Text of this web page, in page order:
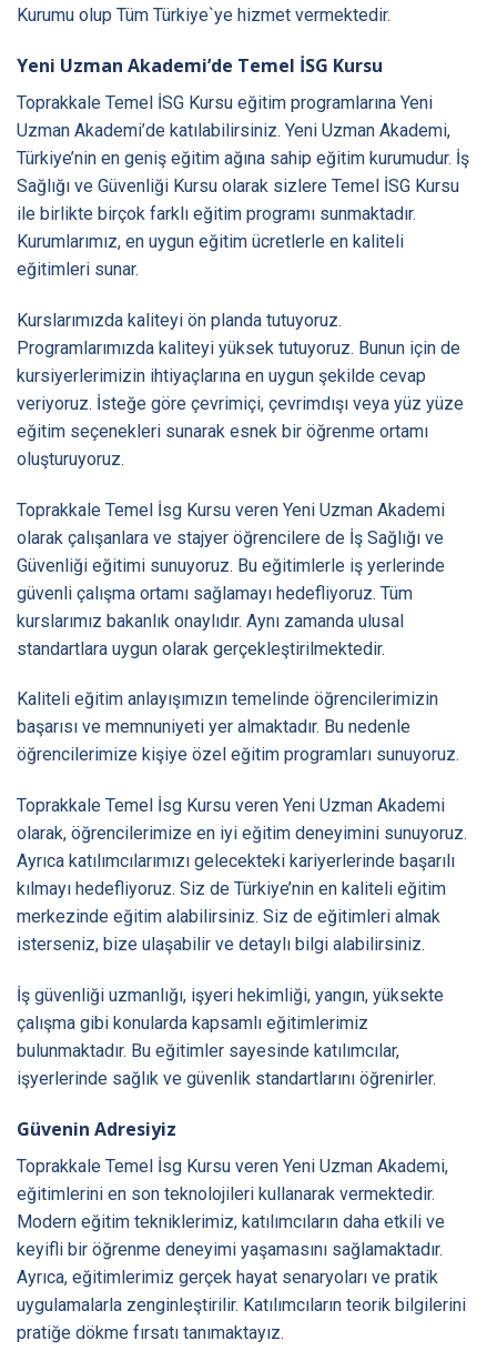
Kurumu olup Tüm Türkiye`ye hizmet vermektedir.
Yeni Uzman Akademi’de Temel İSG Kursu
Toprakkale Temel İSG Kursu eğitim programlarına Yeni
Uzman Akademi’de katılabilirsiniz. Yeni Uzman Akademi,
Türkiye’nin en geniş eğitim ağına sahip eğitim kurumudur. İş
Sağlığı ve Güvenliği Kursu olarak sizlere Temel İSG Kursu
ile birlikte birçok farklı eğitim programı sunmaktadır.
Kurumlarımız, en uygun eğitim ücretlerle en kaliteli
eğitimleri sunar.
Kurslarımızda kaliteyi ön planda tutuyoruz.
Programlarımızda kaliteyi yüksek tutuyoruz. Bunun için de
kursiyerlerimizin ihtiyaçlarına en uygun şekilde cevap
veriyoruz. İsteğe göre çevrimiçi, çevrimdışı veya yüz yüze
eğitim seçenekleri sunarak esnek bir öğrenme ortamı
oluşturuyoruz.
Toprakkale Temel İsg Kursu veren Yeni Uzman Akademi
olarak çalışanlara ve stajyer öğrencilere de İş Sağlığı ve
Güvenliği eğitimi sunuyoruz. Bu eğitimlerle iş yerlerinde
güvenli çalışma ortamı sağlamayı hedefliyoruz. Tüm
kurslarımız bakanlık onaylıdır. Aynı zamanda ulusal
standartlara uygun olarak gerçekleştirilmektedir.
Kaliteli eğitim anlayışımızın temelinde öğrencilerimizin
başarısı ve memnuniyeti yer almaktadır. Bu nedenle
öğrencilerimize kişiye özel eğitim programları sunuyoruz.
Toprakkale Temel İsg Kursu veren Yeni Uzman Akademi
olarak, öğrencilerimize en iyi eğitim deneyimini sunuyoruz.
Ayrıca katılımcılarımızı gelecekteki kariyerlerinde başarılı
kılmayı hedefliyoruz. Siz de Türkiye’nin en kaliteli eğitim
merkezinde eğitim alabilirsiniz. Siz de eğitimleri almak
isterseniz, bize ulaşabilir ve detaylı bilgi alabilirsiniz.
İş güvenliği uzmanlığı, işyeri hekimliği, yangın, yüksekte
çalışma gibi konularda kapsamlı eğitimlerimiz
bulunmaktadır. Bu eğitimler sayesinde katılımcılar,
işyerlerinde sağlık ve güvenlik standartlarını öğrenirler.
Güvenin Adresiyiz
Toprakkale Temel İsg Kursu veren Yeni Uzman Akademi,
eğitimlerini en son teknolojileri kullanarak vermektedir.
Modern eğitim tekniklerimiz, katılımcıların daha etkili ve
keyifli bir öğrenme deneyimi yaşamasını sağlamaktadır.
Ayrıca, eğitimlerimiz gerçek hayat senaryoları ve pratik
uygulamalarla zenginleştirilir. Katılımcıların teorik bilgilerini
pratiğe dökme fırsatı tanımaktayız.